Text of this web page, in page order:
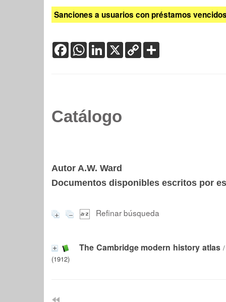
Sanciones a usuarios con préstamos
FacebookWhatsApp
LinkedIn
X Copy
Link
Catálogo
Autor A.W. Ward
Documentos disponibles escritos por
Refinar búsqueda
The Cambridge modern history atlas
(1912)